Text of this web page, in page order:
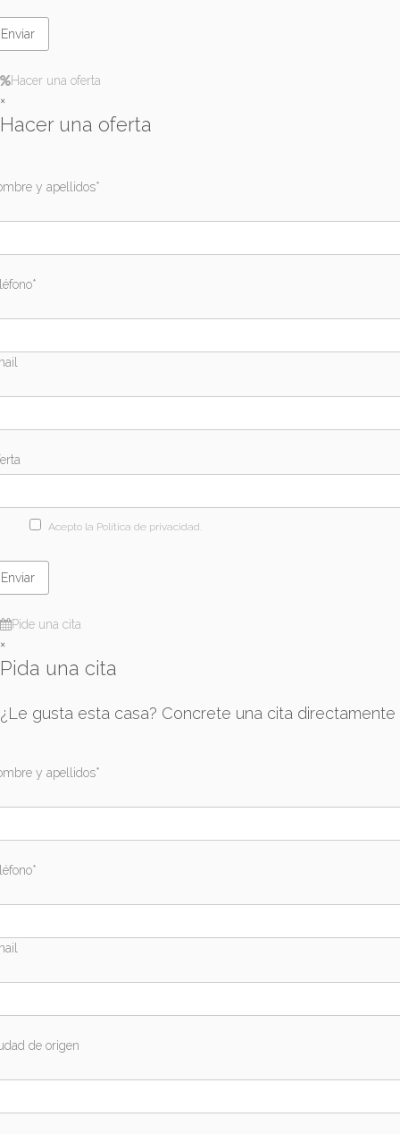
Hacer una oferta
×
Hacer una oferta
y apellidos*
Acepto la Política de privacidad.
Pide una cita
×
Pida una cita
¿Le gusta esta casa? Concrete una cita directamente
y apellidos*
de origen